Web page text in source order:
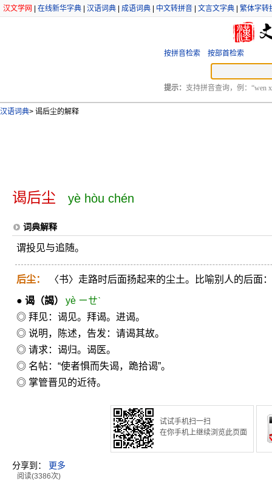
汉文学网 在线新华字典 汉语词典 成语词典 中文转拼音 文言文字典 繁体字转
按拼音检索 按部首检索
提示： 支持拼音查询，例：“wen
汉语词典> 谒后尘的解释
谒后尘 yè hòu chén
词典解释
谓投见与追随。
后尘： 〈书〉走路时后面扬起来的尘土。比喻别人的后面
● 谒 （謁）
yè ㄧㄝˋ
◎ 拜见：谒见。拜谒。进谒。
◎ 说明，陈述，告发：请谒其故。
◎ 请求：谒归。谒医。
◎ 名帖：“使者惧而失谒，跪拾谒”。
◎ 掌管晋见的近待。
试试手机扫一扫
在你手机上继续浏览此页面
分享到： 更多
阅读(3386次)